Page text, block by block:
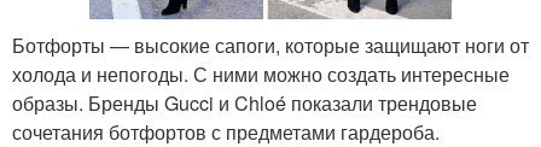
Ботфорты — высокие сапоги, которые защищают ноги от
холода и непогоды. С ними можно создать интересные
образы. Бренды Gucci и Chloé показали трендовые
сочетания ботфортов с предметами гардероба.